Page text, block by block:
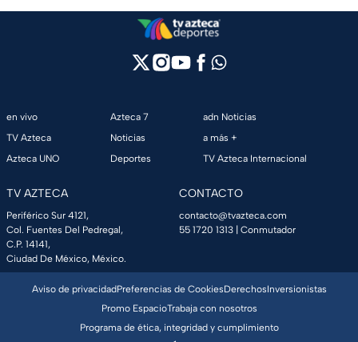
en vivo
TV Azteca
Azteca UNO
Azteca 7
Noticias
Deportes
adn Noticias
a más +
TV Azteca Internacional
TV AZTECA
Periférico Sur 4121,
Col. Fuentes Del Pedregal,
C.P. 14141,
Ciudad De México, México.
CONTACTO
contacto@tvazteca.com
55 1720 1313 | Conmutador
Aviso de privacidadPreferencias de CookiesDerechosInversionistas
Promo EspacioTrabaja con nosotros
Programa de ética, integridad y cumplimiento